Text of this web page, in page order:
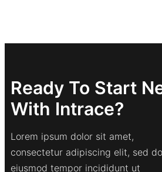
Ready To Start
With Intrace?
Lorem ipsum dolor sit amet,
consectetur adipiscing elit, sed do
eiusmod tempor incididunt ut